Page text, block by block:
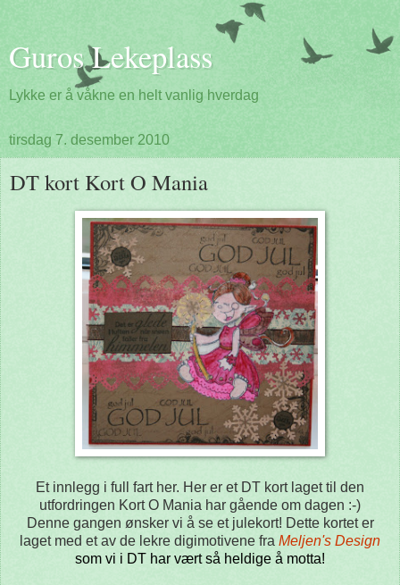
Guros Lekeplass
Lykke er å våkne en helt vanlig hverdag
tirsdag 7. desember 2010
DT kort Kort O Mania
Et innlegg i full fart her. Her er et DT kort laget til den
utfordringen Kort O Mania har gående om dagen :-)
Denne gangen ønsker vi å se et julekort! Dette kortet er
laget med et av de lekre digimotivene fra Meljen's Design
som vi i DT har vært så heldige å motta!